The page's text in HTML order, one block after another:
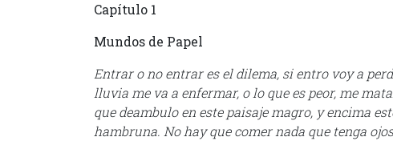
Capítulo 1
Mundos de Papel
Entrar o no entrar es el dilema, si entro voy a
lluvia me va a enfermar, o lo que es peor, me
que deambulo en este paisaje magro, y encima
hambruna. No hay que comer nada que tenga